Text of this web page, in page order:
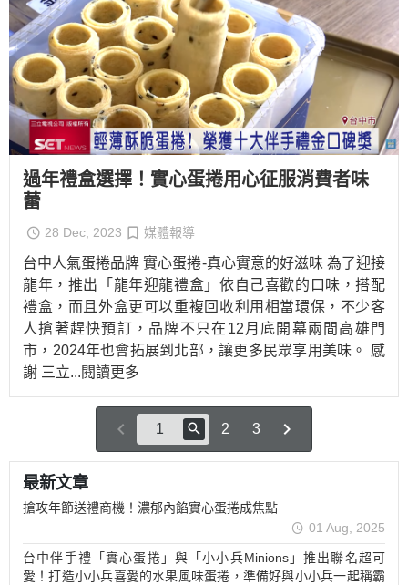
過年禮盒選擇！實心蛋捲用心征服消費者味
蕾
28 Dec, 2023 媒體報導
台中人氣蛋捲品牌 實心蛋捲-真心實意的好滋味 為了迎接
龍年，推出「龍年迎龍禮盒」依自己喜歡的口味，搭配
禮盒，而且外盒更可以重複回收利用相當環保，不少客
人搶著趕快預訂，品牌不只在12月底開幕兩間高雄門
市，2024年也會拓展到北部，讓更多民眾享用美味。 感
謝 三立...閱讀更多
2 3
最新文章
搶攻年節送禮商機！濃郁內餡實心蛋捲成焦點
01 Aug, 2025
台中伴手禮「實心蛋捲」與「小小兵Minions」推出聯名超可
愛！打造小小兵喜愛的水果風味蛋捲，準備好與小小兵一起稱霸